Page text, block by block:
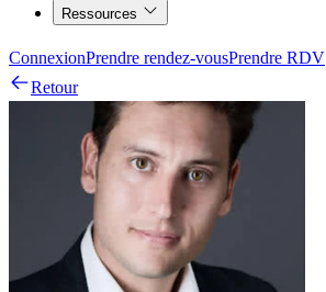
Ressources
ConnexionPrendre rendez-vousPrendre RDV
Retour